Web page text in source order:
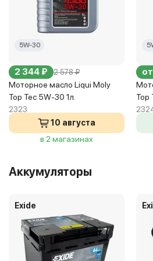
5W-30
2 344 ₽ 2 578 ₽
Моторное масло Liqui Moly
Top Tec 5W-30 1л.
2323
10 августа
в 2 магазинах
Top
Аккумуляторы
Exide